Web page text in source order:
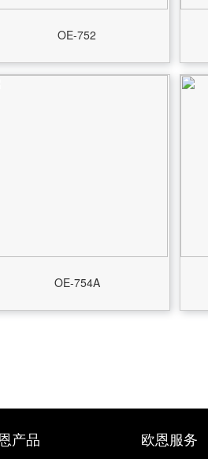
OE-752
OE-754A
产品 欧恩服务